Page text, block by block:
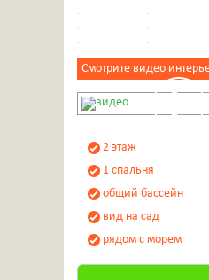
Смотрите видео
2 этаж
1 спальня
общий бассейн
вид на сад
рядом с морем